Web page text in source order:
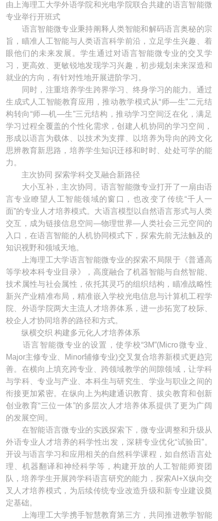
由上海理工大学外语学院和光电学院联合共建的语言智能微
专业举行开班式
语言智能微专业秉持阐释人类智能和解码语言奥秘的宗
旨，瞄准人工智能与人类语言科学前沿，立足学生兴趣、着
眼他们的未来发展。学生通过对语言智能微专业的交叉学
习，更高效、更敏锐地发现学习兴趣，初步规划未来深造和
就业的方向，有针对性地开展进阶学习。
同时，注重培养学生跨界学习、终身学习的能力。通过
生成式人工智能教育应用，推动教学模式从“师—生”二元结
构转向“师—机—生”三元结构，推动学习空间泛在化，满足
学习过程全覆盖的个性化需求，创建人机协同的学习空间，
形成以语言为载体、以技术为支撑、以培养为导向的跨文化
思辨教育新思路，培养学生知识迁移和时时、处处可学的能
力。
主次协同 探索学科交叉融合新路径
大小互补，主次协同。语言智能微专业打开了一扇由语
言专业瞭望人工智能领域的窗口，也改变了传统“千人一
面”的专业人才培养模式。大语言模型以自然语言形式与人类
交互，成为链接信息空间—物理世界—人类社会三元空间的
入口，在语言智能的人机协同模式下，探索先前无法触及的
知识视野和领域天地。
上海理工大学语言智能微专业的探索不局限于《普通高
等学校本科专业目录》，高度融合了机器智能与自然智能、
技术属性与社会属性，依托其灵巧的组织结构，瞄准战略性
新兴产业精准布局，精准嵌入学校光电信息与计算机工程学
院、外语学院两大主流人才培养体系，进一步拓宽了校际、
校企人才协同培养的路径和方式。
纵横交织 构建多元化人才培养体系
语言智能微专业的设置，使学校“3M”(Micro微专业、
Major主修专业、Minor辅修专业)交叉复合培养新模式更趋完
善。在横向上填充跨专业、跨领域教学的间隙领域，让学科
与学科、专业与产业、本科生与研究生、学业与职业之间的
衔接更加紧密。在纵向上为构建通识教育、拔尖教育和创新
创业教育“三位一体”的多层次人才培养体系提供了更为广阔
的发展空间。
在智能语言微专业的实践探索下，微专业调整和升级从
外语专业人才培养的科学性出发，深耕专业优化“试验田”。
开设与语言学习和应用相关的自然科学课程，如自然语言处
理、机器翻译和神经科学等，构建开放的人工智能师资团
队，培养学生开展跨学科语言研究的能力，探索AI+X纵向交
叉人才培养模式，为后续传统专业改造升级和新专业建设奠
定基础。
上海理工大学携手智慧教育第三方，共同推进教学智能